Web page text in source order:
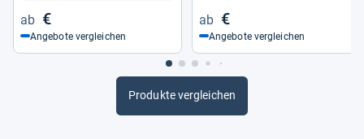
€
Angebote vergleichen
€
Angebote vergleichen
Produkte vergleichen